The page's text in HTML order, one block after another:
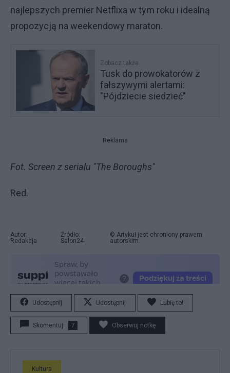
najlepszych premier Netflixa w tym roku i idealną
propozycją na weekendowy maraton.
Zobacz także
Tusk do prowokatorów z
fałszywymi alertami:
"Pójdziecie siedzieć"
Reklama
Fot. Screen z serialu "The Boroughs"
Red.
Autor:
Redakcja
Źródło:
Salon24
© Artykuł jest chroniony prawem
autorskim.
Udostępnij Udostępnij Lubię to!
Skomentuj 7 Obserwuj notkę
Kultura